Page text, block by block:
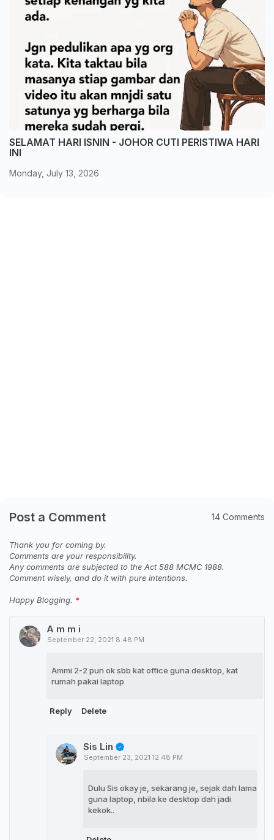
SELAMAT HARI ISNIN - JOHOR CUTI PERISTIWA HARI
INI
Monday, July 13, 2026
Post a Comment 14 Comments
Thank you for coming by.
Comments are your responsibility.
Any comments are subjected to the Act 588 MCMC 1988.
Comment wisely, and do it with pure intentions.
Happy Blogging.
A m m i
September 22, 2021 8:48 PM
Ammi 2-2 pun ok sbb kat office guna desktop, kat
rumah pakai laptop
Reply Delete
Sis Lin
September 23, 2021 12:48 PM
Dulu Sis okay je, sekarang je, sejak dah lama
guna laptop, nbila ke desktop dah jadi
kekok..